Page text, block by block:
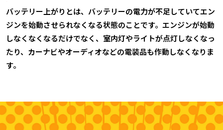
バッテリー上がりとは、バッテリーの電力が不足していてエン
ジンを始動させられなくなる状態のことです。エンジンが始動
しなくなくなるだけでなく、室内灯やライトが点灯しなくなっ
たり、カーナビやオーディオなどの電装品も作動しなくなりま
す。